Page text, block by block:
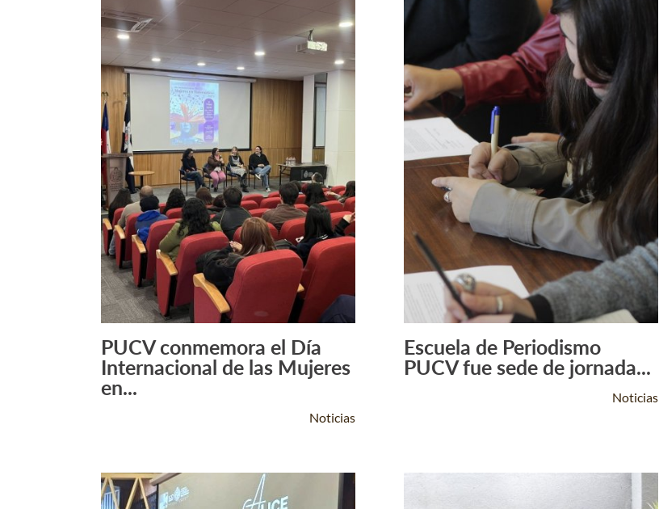
Leer Más +
PUCV conmemora el Día
Internacional de las Mujeres
en...
Noticias
Leer Más +
Escuela de Periodismo
PUCV fue sede de jornada...
Noticias